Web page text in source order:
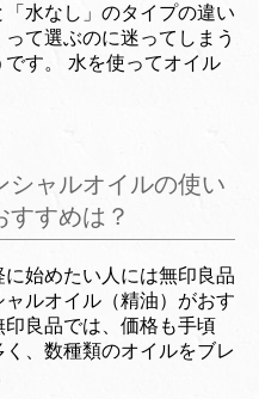
「水なし」のタイプの違い
て選ぶのに迷ってしまう
です。 水を使ってオイル
シャルオイルの使い
すめは？
に始めたい人には無印良品
ルオイル（精油）がおす
印良品では、価格も手頃
く、数種類のオイルをブレ